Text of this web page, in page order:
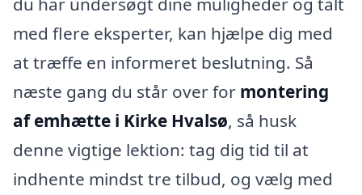
med flere eksperter, kan hjælpe dig med
at træffe en informeret beslutning. Så
næste gang du står over for montering
af emhætte i Kirke Hvalsø, så husk
denne vigtige lektion: tag dig tid til at
indhente mindst tre tilbud, og vælg med